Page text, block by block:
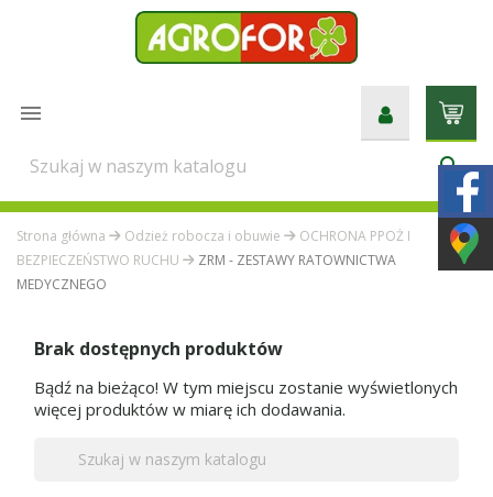

search
Strona główna Odzież robocza i obuwie
OCHRONA PPOŻ I
BEZPIECZEŃSTWO RUCHU
ZRM - ZESTAWY RATOWNICTWA
MEDYCZNEGO
Brak dostępnych produktów
Bądź na bieżąco! W tym miejscu zostanie wyświetlonych
więcej produktów w miarę ich dodawania.